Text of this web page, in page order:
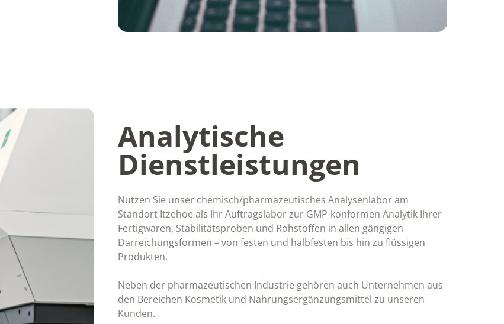
Analytische
Dienstleistungen
Nutzen Sie unser chemisch/pharmazeutisches Analysenlabor am
Standort Itzehoe als Ihr Auftragslabor zur GMP-konformen Analytik Ihrer
Fertigwaren, Stabilitätsproben und Rohstoffen in allen gängigen
Darreichungsformen – von festen und halbfesten bis hin zu flüssigen
Produkten.
Neben der pharmazeutischen Industrie gehören auch Unternehmen aus
den Bereichen Kosmetik und Nahrungsergänzungsmittel zu unseren
Kunden.